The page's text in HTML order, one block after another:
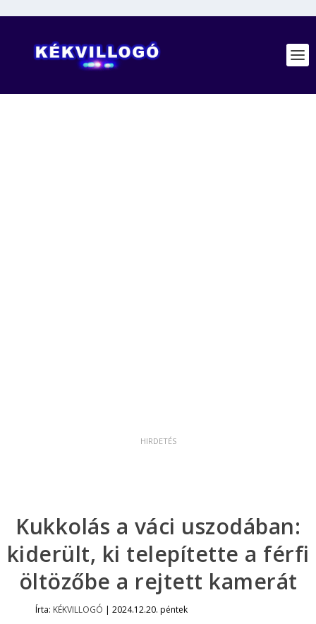
Kukkolás a váci uszodában:
kiderült, ki telepítette a férfi
öltözőbe a rejtett kamerát
Írta: KÉKVILLOGÓ | 2024.12.20. péntek